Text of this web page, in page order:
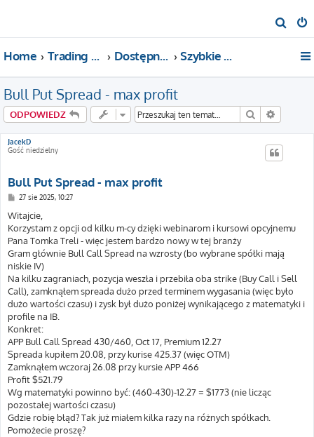
z
Home Trading For a Living Dostępne kategorie Szybkie pytania i pomoc
Bull Put Spread - max profit
ODPOWIEDZ Szukaj
JacekD
Gość niedzielny
Bull Put Spread - max profit
P
s
t
27 sie 2025, 10:27
Witajcie,
Korzystam z opcji od kilku m-cy dzięki webinarom i kursowi opcyjnemu
Pana Tomka Treli - więc jestem bardzo nowy w tej branży
Gram głównie Bull Call Spread na wzrosty (bo wybrane spółki mają
niskie IV)
Na kilku zagraniach, pozycja weszła i przebiła oba strike (Buy Call i Sell
Call), zamknąłem spreada dużo przed terminem wygasania (więc było
dużo wartości czasu) i zysk był dużo poniżej wynikającego z matematyki i
profile na IB.
Konkret:
APP Bull Call Spread 430/460, Oct 17, Premium 12.27
Spreada kupiłem 20.08, przy kurise 425.37 (więc OTM)
Zamknąłem wczoraj 26.08 przy kursie APP 466
Profit $521.79
Wg matematyki powinno być: (460-430)-12.27 = $1773 (nie licząc
pozostałej wartości czasu)
Gdzie robię błąd? Tak już miałem kilka razy na różnych spółkach.
Pomożecie proszę?